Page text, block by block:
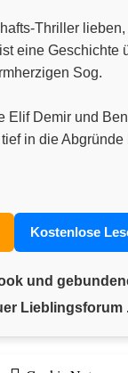
Thriller
eine Geschichte
Sog.
Elif Demir und
in die
Kostenlose
und
Lieblingsforum